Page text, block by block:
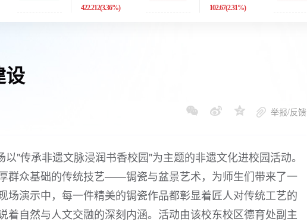
422.212(3.36%) 102.67(2.31%)
设
举报/反馈
"传承非遗文脉浸润书香校园"为主题的非遗文化进校园活动。
群众基础的传统技艺——锔瓷与盆景艺术，为师生们带来了一
场演示中，每一件精美的锔瓷作品都彰显着匠人对传统工艺的
着自然与人文交融的深刻内涵。活动由该校东校区德育处副主